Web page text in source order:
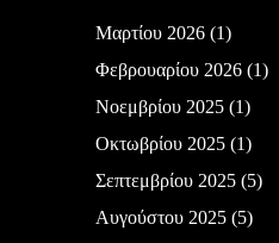
Μαρτίου 2026(1)
Φεβρουαρίου 2026(1)
Νοεμβρίου 2025(1)
Οκτωβρίου 2025(1)
Σεπτεμβρίου 2025(5)
Αυγούστου 2025(5)